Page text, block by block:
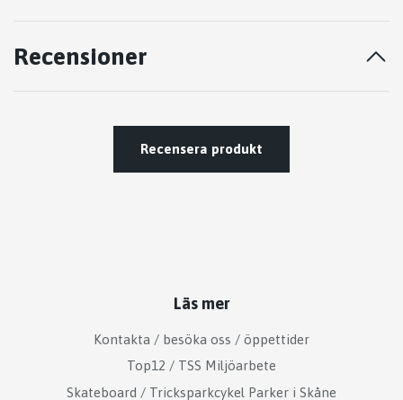
Recensioner
Recensera produkt
Läs mer
Kontakta / besöka oss / öppettider
Top12 / TSS Miljöarbete
Skateboard / Tricksparkcykel Parker i Skåne